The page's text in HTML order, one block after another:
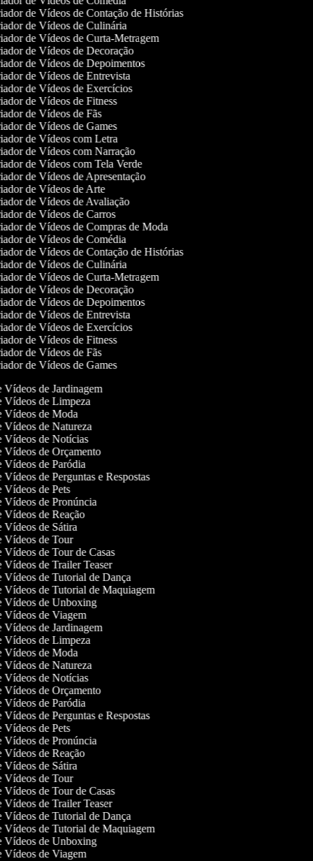
de Vídeos de Contação de Histórias
de Vídeos de Culinária
de Vídeos de Curta-Metragem
de Vídeos de Decoração
de Vídeos de Depoimentos
de Vídeos de Entrevista
de Vídeos de Exercícios
de Vídeos de Fitness
de Vídeos de Fãs
de Vídeos de Games
de Vídeos com Letra
de Vídeos com Narração
de Vídeos com Tela Verde
de Vídeos de Apresentação
de Vídeos de Arte
de Vídeos de Avaliação
de Vídeos de Carros
de Vídeos de Compras de Moda
de Vídeos de Comédia
de Vídeos de Contação de Histórias
de Vídeos de Culinária
de Vídeos de Curta-Metragem
de Vídeos de Decoração
de Vídeos de Depoimentos
de Vídeos de Entrevista
de Vídeos de Exercícios
de Vídeos de Fitness
de Vídeos de Fãs
de Vídeos de Games
Vídeos de Jardinagem
Vídeos de Limpeza
Vídeos de Moda
Vídeos de Natureza
Vídeos de Notícias
Vídeos de Orçamento
Vídeos de Paródia
Vídeos de Perguntas e Respostas
Vídeos de Pets
Vídeos de Pronúncia
Vídeos de Reação
Vídeos de Sátira
Vídeos de Tour
Vídeos de Tour de Casas
Vídeos de Trailer Teaser
Vídeos de Tutorial de Dança
Vídeos de Tutorial de Maquiagem
Vídeos de Unboxing
Vídeos de Viagem
Vídeos de Jardinagem
Vídeos de Limpeza
Vídeos de Moda
Vídeos de Natureza
Vídeos de Notícias
Vídeos de Orçamento
Vídeos de Paródia
Vídeos de Perguntas e Respostas
Vídeos de Pets
Vídeos de Pronúncia
Vídeos de Reação
Vídeos de Sátira
Vídeos de Tour
Vídeos de Tour de Casas
Vídeos de Trailer Teaser
Vídeos de Tutorial de Dança
Vídeos de Tutorial de Maquiagem
Vídeos de Unboxing
Vídeos de Viagem